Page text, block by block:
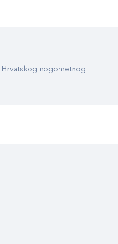
Hrvatskog nogometnog